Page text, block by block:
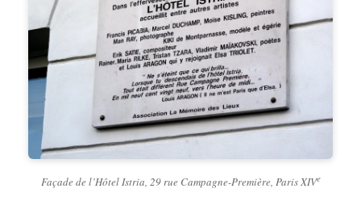
Façade de l’Hôtel Istria, 29 rue Campagne-Première, Paris XIVe